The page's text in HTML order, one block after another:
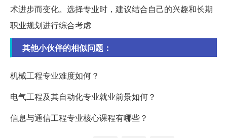
术进步而变化。选择专业时，建议结合自己的兴趣和长期
职业规划进行综合考虑
其他小伙伴的相似问题：
机械工程专业难度如何？
电气工程及其自动化专业就业前景如何？
信息与通信工程专业核心课程有哪些？